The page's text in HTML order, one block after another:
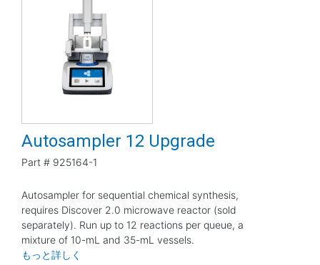
Autosampler 12 Upgrade
Part # 925164-1
Autosampler for sequential chemical synthesis,
requires Discover 2.0 microwave reactor (sold
separately). Run up to 12 reactions per queue, a
mixture of 10-mL and 35-mL vessels.
もっと詳しく